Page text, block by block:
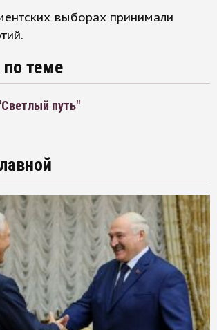
выборах принимали
теме
путь"